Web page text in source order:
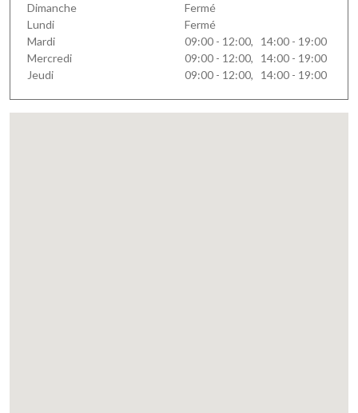
Dimanche
Fermé
Lundi
Fermé
Mardi
09:00 - 12:00, 14:00 - 19:00
Mercredi
09:00 - 12:00, 14:00 - 19:00
Jeudi
09:00 - 12:00, 14:00 - 19:00